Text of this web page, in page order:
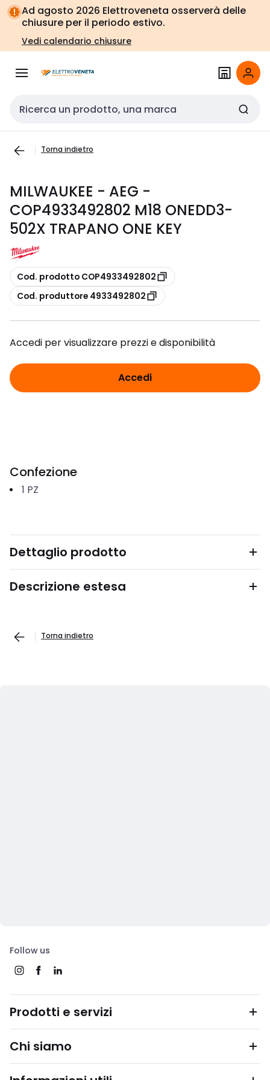
Vai alla
navigazione
Vai
alla
pagina
Ad agosto 2026 Elettroveneta osserverà delle
chiusure per il periodo estivo.
Vedi calendario chiusure
Cerca input
Torna indietro
MILWAUKEE - AEG -
COP4933492802 M18 ONEDD3-
502X TRAPANO ONE KEY
copia
Cod. prodotto COP4933492802
copia
Cod. produttore 4933492802
Accedi per visualizzare prezzi e disponibilità
Accedi
Confezione
1 PZ
Dettaglio prodotto
Descrizione estesa
Torna indietro
Follow us
Prodotti e servizi
Chi siamo